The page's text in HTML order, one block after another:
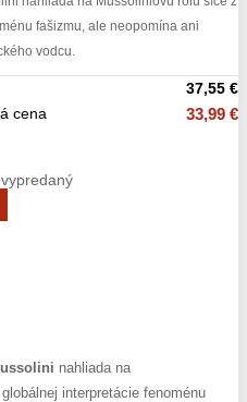
fašizmu, ale neopomína ani
vodcu.
37,55 €
cena 33,99 €
nahliada na
interpretácie fenoménu